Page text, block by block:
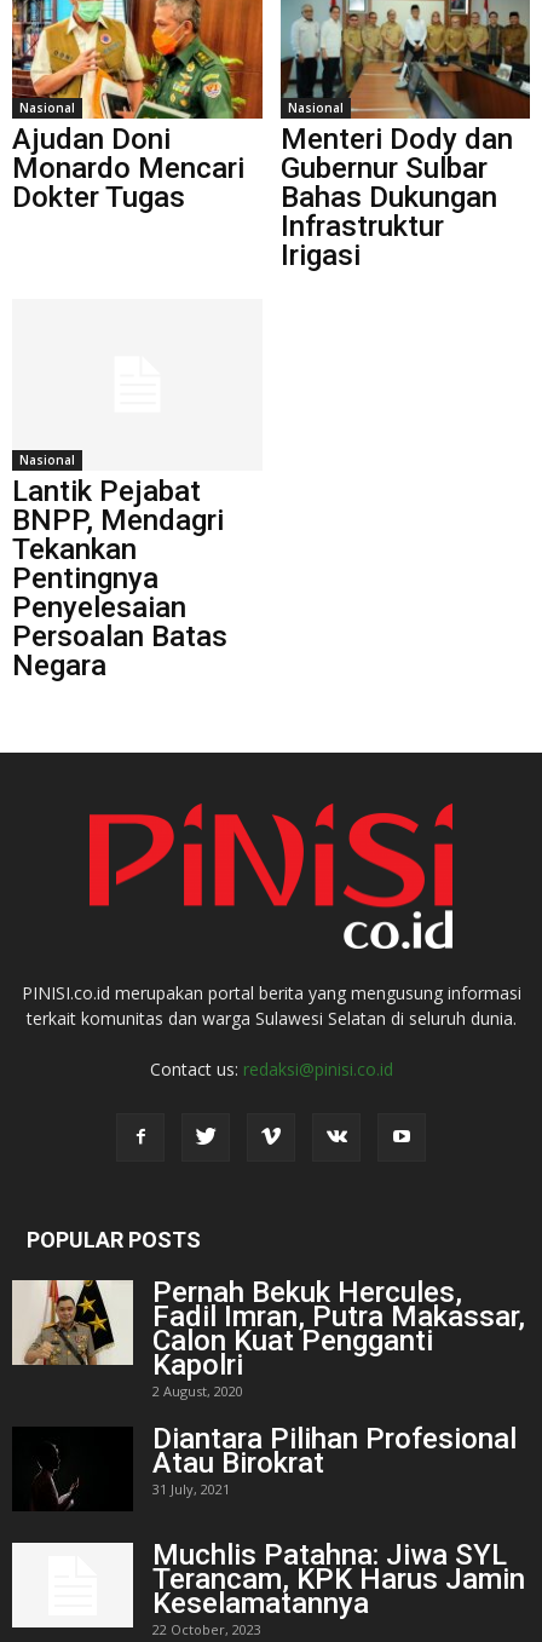
Nasional
Ajudan Doni
Monardo Mencari
Dokter Tugas
Nasional
Menteri Dody dan
Gubernur Sulbar
Bahas Dukungan
Infrastruktur
Irigasi
Nasional
Lantik Pejabat
BNPP, Mendagri
Tekankan
Pentingnya
Penyelesaian
Persoalan Batas
Negara
PINISI.co.id merupakan portal berita yang mengusung informasi
terkait komunitas dan warga Sulawesi Selatan di seluruh dunia.
Contact us: redaksi@pinisi.co.id
POPULAR POSTS
Pernah Bekuk Hercules,
Fadil Imran, Putra Makassar,
Calon Kuat Pengganti
Kapolri
2 August, 2020
Diantara Pilihan Profesional
Atau Birokrat
31 July, 2021
Muchlis Patahna: Jiwa SYL
Terancam, KPK Harus Jamin
Keselamatannya
22 October, 2023